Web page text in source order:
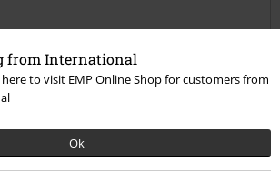
from International
here to visit EMP Online Shop for customers from
Ok
hilfreich für dich?
Kommentieren